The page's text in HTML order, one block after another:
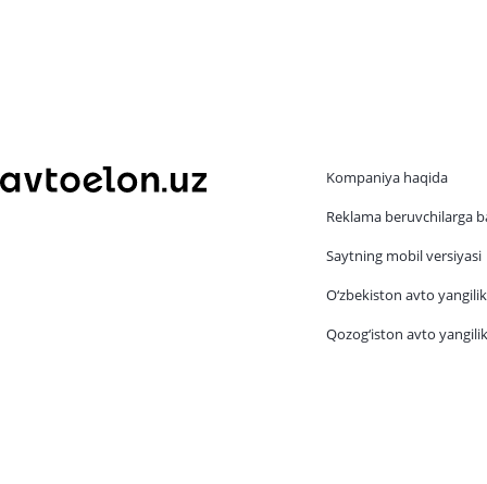
Kompaniya haqida
Reklama beruvchilarga
Saytning mobil versiyasi
O‘zbekiston avto
Qozog‘iston avto